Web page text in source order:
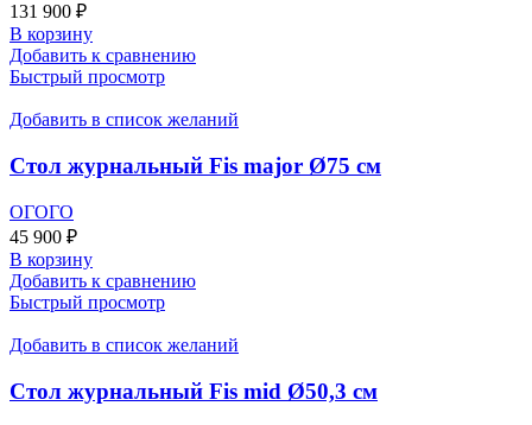
131 900 ₽
В корзину
Добавить к сравнению
Быстрый просмотр
Добавить в список желаний
Стол журнальный Fis major Ø75 см
ОГОГО
45 900 ₽
В корзину
Добавить к сравнению
Быстрый просмотр
Добавить в список желаний
Стол журнальный Fis mid Ø50,3 см